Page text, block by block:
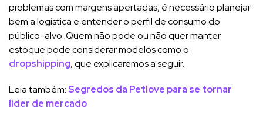
problemas com margens apertadas, é necessário planejar
bem a logística e entender o perfil de consumo do
público-alvo. Quem não pode ou não quer manter
estoque pode considerar modelos como o
dropshipping, que explicaremos a seguir.
Leia também:Segredos da Petlove para se tornar
líder de mercado